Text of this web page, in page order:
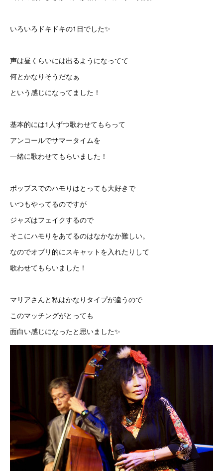
いろいろドキドキの1日でした✨
声は昼くらいには出るようになってて
何とかなりそうだなぁ
という感じになってました！
基本的には1人ずつ歌わせてもらって
アンコールでサマータイムを
一緒に歌わせてもらいました！
ポップスでのハモりはとっても大好きで
いつもやってるのですが
ジャズはフェイクするので
そこにハモりをあてるのはなかなか難しい。
なのでオブリ的にスキャットを入れたりして
歌わせてもらいました！
マリアさんと私はかなりタイプが違うので
このマッチングがとっても
面白い感じになったと思いました✨